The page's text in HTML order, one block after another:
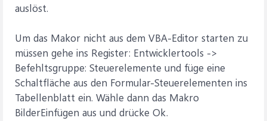
auslöst.
Um das Makor nicht aus dem VBA-Editor starten zu
müssen gehe ins Register: Entwicklertools ->
Befehltsgruppe: Steuerelemente und füge eine
Schaltfläche aus den Formular-Steuerelementen ins
Tabellenblatt ein. Wähle dann das Makro
BilderEinfügen aus und drücke Ok.